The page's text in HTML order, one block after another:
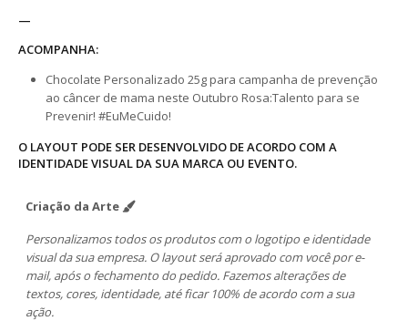
—
ACOMPANHA:
Chocolate Personalizado 25g para campanha de prevenção
ao câncer de mama neste Outubro Rosa:Talento para se
Prevenir! #EuMeCuido!
O LAYOUT PODE SER DESENVOLVIDO DE ACORDO COM A
IDENTIDADE VISUAL DA SUA MARCA OU EVENTO.
Criação da Arte
Personalizamos todos os produtos com o logotipo e identidade
visual da sua empresa. O layout será aprovado com você por e-
mail, após o fechamento do pedido. Fazemos alterações de
textos, cores, identidade, até ficar 100% de acordo com a sua
ação.